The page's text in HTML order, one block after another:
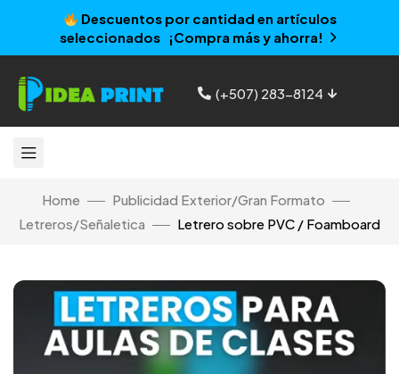
Descuentos por cantidad en artículos
seleccionados ¡Compra más y ahorra!
(+507) 283-8124
Home
Publicidad Exterior/Gran Formato
Letreros/Señaletica
Letrero sobre PVC / Foamboard